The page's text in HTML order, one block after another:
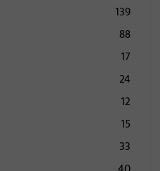
139
88
17
24
12
15
33